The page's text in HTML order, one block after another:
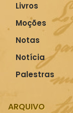
Livros
Moções
Notas
Notícia
Palestras
ARQUIVO